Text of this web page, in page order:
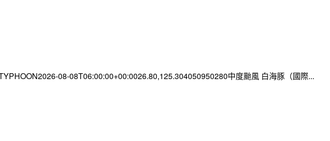
08-08T06:00:00+00:0026.80,125.304050950280中度颱風 白海豚（國際...